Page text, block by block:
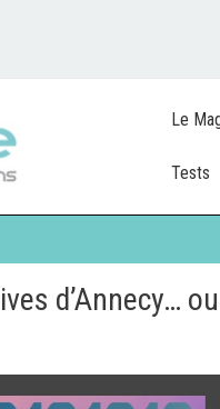
Le
Tests
d’Annecy…